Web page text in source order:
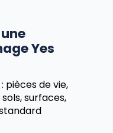
Yes
: pièces de vie,
surfaces,